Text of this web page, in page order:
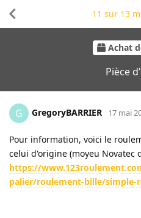
Achat
Pièce
11 sur 13
G GregoryBARRIER 17 mai
Pour information, voici le
celui d'origine (moyeu Novatec
https://
palier/roulement-bille/simple-